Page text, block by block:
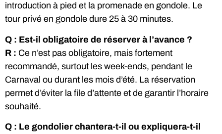
introduction à pied et la promenade en gondole. Le
tour privé en gondole dure 25 à 30 minutes.
Q : Est-il obligatoire de réserver à l’avance ?
R : Ce n’est pas obligatoire, mais fortement
recommandé, surtout les week-ends, pendant le
Carnaval ou durant les mois d’été. La réservation
permet d’éviter la file d’attente et de garantir l’horaire
souhaité.
Q : Le gondolier chantera-t-il ou expliquera-t-il